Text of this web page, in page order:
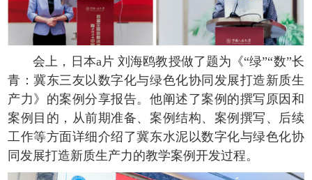
会上，日本a片 刘海鸥教授做了题为《“绿”“数”长
青：冀东三友以数字化与绿色化协同发展打造新质生
产力》的案例分享报告。他阐述了案例的撰写原因和
案例目的，从前期准备、案例结构、案例撰写、后续
工作等方面详细介绍了冀东水泥以数字化与绿色化协
同发展打造新质生产力的教学案例开发过程。